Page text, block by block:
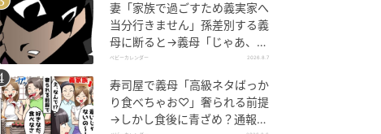
妻「家族で過ごすため義実家へ
当分行きません」孫差別する義
母に断ると→義母「じゃあ、私
は…」妻絶句＜こどおじ義兄＞
ベビーカレンダー 2026.8.7
寿司屋で義母「高級ネタばっか
り食べちゃお♡」奢られる前提
→しかし食後に青ざめ？通報さ